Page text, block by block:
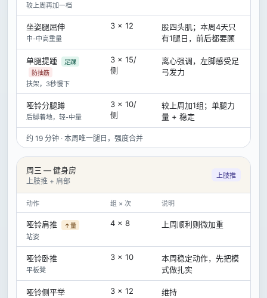
较上周再加一档
坐姿腿屈伸
中-中高重量
3 × 12
股四头肌；本周4天只
有1腿日，前后都要顾
单腿提踵
足踝
防抽筋
扶架，3秒慢下
3 × 15/
侧
离心强调，左脚感受足
弓发力
哑铃分腿蹲
后脚着地，轻-中量
3 × 10/
侧
较上周加1组；单腿力
量 + 稳定
约 19 分钟 · 本周唯一腿日，强度合并
周三 — 健身房
上肢推 + 肩部
上肢推
动作 组 × 次 说明
哑铃肩推 ↑量
站姿
4 × 8 上周顺利则微加重
哑铃卧推
平板凳
3 × 10
本周稳定动作，先把模
式做扎实
哑铃侧平举 3 × 12 维持